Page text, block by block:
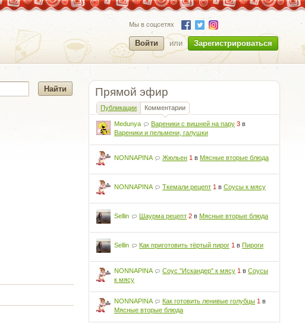
Мы в соцсетях
Войти или Зарегистрироваться
Прямой эфир
Публикации Комментарии
Medunya Вареники с вишней на пару 3 в
Вареники и пельмени, галушки
NONNAPINA Жюльен 1 вМясные вторые блюда
NONNAPINA Ткемали рецепт 1 вСоусы к мясу
Sellin Шаурма рецепт 2 вМясные вторые блюда
Sellin Как приготовить тёртый пирог 1 вПироги
NONNAPINA Соус "Искандер" к мясу 1 вСоусы
к мясу
NONNAPINA Как готовить ленивые голубцы 1 в
Мясные вторые блюда